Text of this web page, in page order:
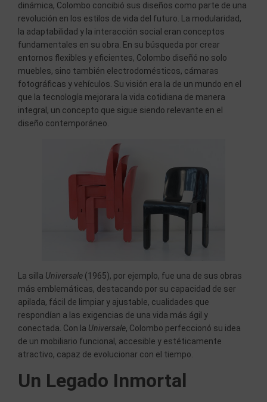
dinámica, Colombo concibió sus diseños como parte de una
revolución en los estilos de vida del futuro. La modularidad,
la adaptabilidad y la interacción social eran conceptos
fundamentales en su obra. En su búsqueda por crear
entornos flexibles y eficientes, Colombo diseñó no solo
muebles, sino también electrodomésticos, cámaras
fotográficas y vehículos. Su visión era la de un mundo en el
que la tecnología mejorara la vida cotidiana de manera
integral, un concepto que sigue siendo relevante en el
diseño contemporáneo.
La silla Universale (1965), por ejemplo, fue una de sus obras
más emblemáticas, destacando por su capacidad de ser
apilada, fácil de limpiar y ajustable, cualidades que
respondían a las exigencias de una vida más ágil y
conectada. Con la Universale, Colombo perfeccionó su idea
de un mobiliario funcional, accesible y estéticamente
atractivo, capaz de evolucionar con el tiempo.
Un Legado Inmortal